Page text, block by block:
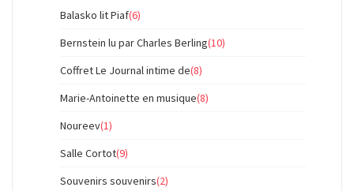
Balasko lit Piaf(6)
Bernstein lu par Charles Berling(10)
Coffret Le Journal intime de(8)
Marie-Antoinette en musique(8)
Noureev(1)
Salle Cortot(9)
Souvenirs souvenirs(2)